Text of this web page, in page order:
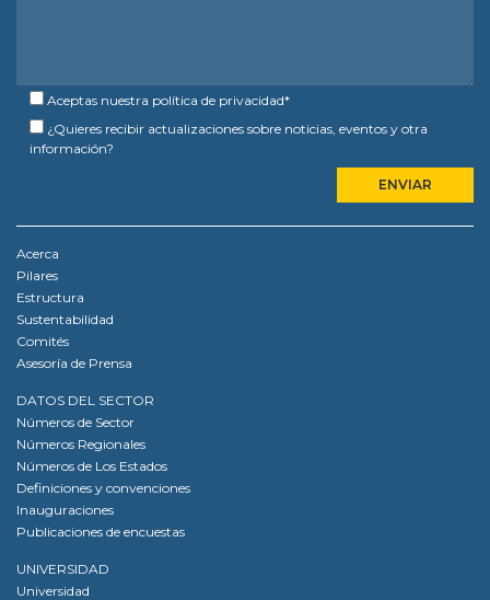
Aceptas nuestra política de privacidad*
¿Quieres recibir actualizaciones sobre noticias, eventos y otra
información?
Acerca
Pilares
Estructura
Sustentabilidad
Comités
Asesoría de Prensa
DATOS DEL SECTOR
Números de Sector
Números Regionales
Números de Los Estados
Definiciones y convenciones
Inauguraciones
Publicaciones de encuestas
UNIVERSIDAD
Universidad